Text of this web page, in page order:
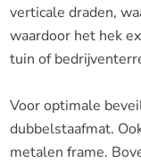
verticale draden,
waardoor het hek
tuin of
Voor optimale
dubbelstaafmat.
metalen frame.